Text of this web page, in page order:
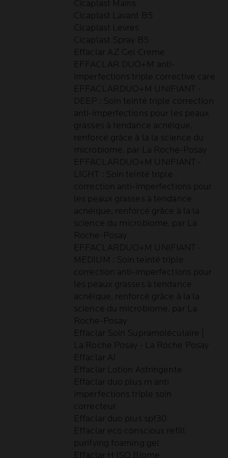
Cicaplast Mains
Cicaplast Lavant B5
Cicaplast Levres
Cicaplast Spray B5
Effaclar AZ Gel Creme
EFFACLAR DUO+M anti-
imperfections triple corrective care
EFFACLARDUO+M UNIFIANT -
DEEP : Soin teinté triple correction
anti-imperfections pour les peaux
grasses à tendance acnéique,
renforcé grâce à la la science du
microbiome. par La Roche-Posay
EFFACLARDUO+M UNIFIANT -
LIGHT : Soin teinté triple
correction anti-imperfections pour
les peaux grasses à tendance
acnéique, renforcé grâce à la la
science du microbiome. par La
Roche-Posay
EFFACLARDUO+M UNIFIANT -
MEDIUM : Soin teinté triple
correction anti-imperfections pour
les peaux grasses à tendance
acnéique, renforcé grâce à la la
science du microbiome. par La
Roche-Posay
Effaclar Soin Supramoléculaire |
La Roche Posay - La Roche Posay
Effaclar AI
Effaclar Lotion Astringente
Effaclar duo plus m anti
imperfections triple soin
correcteur
Effaclar duo plus spf30
Effaclar eco conscious refill
purifying foaming gel
Effaclar H ISO Biome